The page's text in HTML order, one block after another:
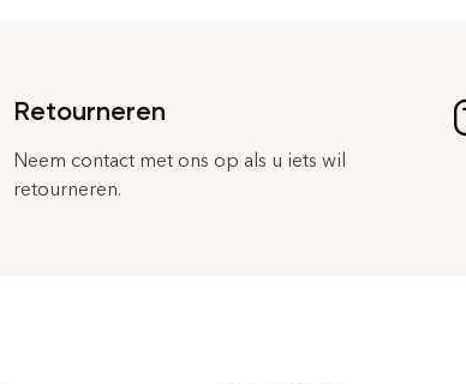
Retourneren
Neem contact met ons op als u iets wil
retourneren.